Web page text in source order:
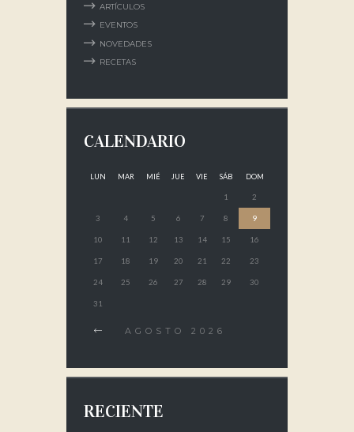
ARTÍCULOS
EVENTOS
NOVEDADES
RECETAS
CALENDARIO
LUN MAR MIÉ JUE VIE SÁB DOM
1 2
3 4 5 6 7 8 9
10 11 12 13 14 15 16
17 18 19 20 21 22 23
24 25 26 27 28 29 30
31
AGOSTO 2026
RECIENTE